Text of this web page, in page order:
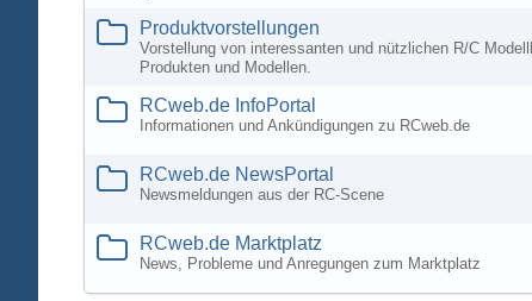
Produktvorstellungen
Vorstellung von interessanten und nützlichen R/C
Produkten und Modellen.
RCweb.de InfoPortal
Informationen und Ankündigungen zu RCweb.de
RCweb.de NewsPortal
Newsmeldungen aus der RC-Scene
RCweb.de Marktplatz
News, Probleme und Anregungen zum Marktplatz